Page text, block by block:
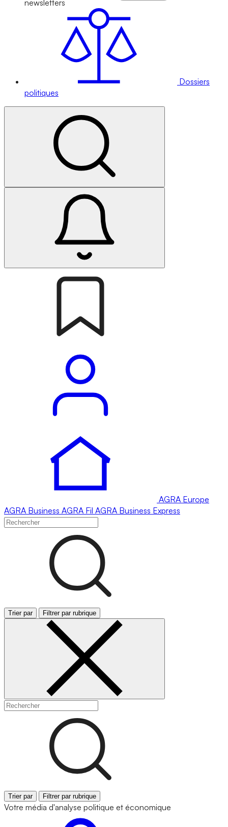
newsletters
Dossiers
politiques
AGRA Europe
AGRA Business AGRA Fil AGRA Business Express
Trier par Filtrer par rubrique
Trier par Filtrer par rubrique
Votre média d'analyse politique et économique